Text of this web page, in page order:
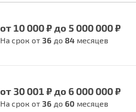
от 10 000 ₽ до 5 000 000 ₽
На срок от 36 до 84месяцев
от 30 001 ₽ до 6 000 000 ₽
На срок от 36 до 60месяцев